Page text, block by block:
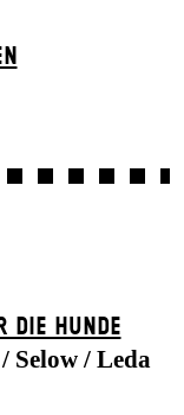
DIE HUNDE
Selow / Leda